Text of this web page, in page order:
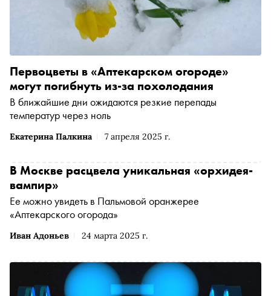
Екатерина Палкина 7 апреля 2025 г.
Первоцветы в «Аптекарском огороде»
могут погибнуть из-за похолодания
В ближайшие дни ожидаются резкие перепады
температур через ноль
Иван Адоньев 24 марта 2025 г.
В Москве расцвела уникальная «орхидея-
вампир»
Ее можно увидеть в Пальмовой оранжерее
«Аптекарского огорода»